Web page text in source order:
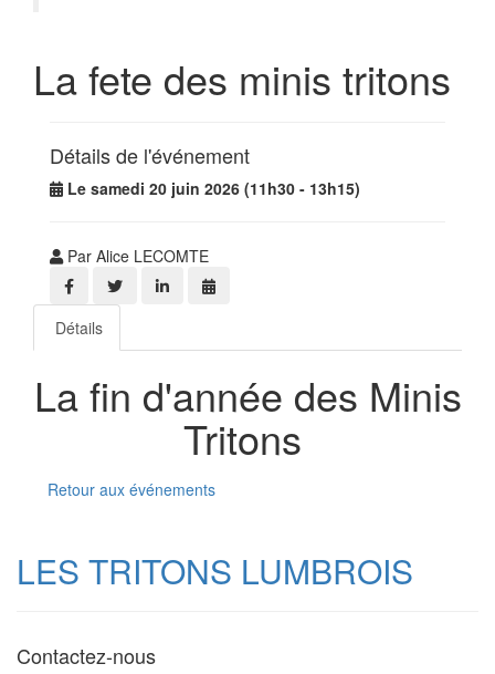
La fete des minis tritons
Détails de l'événement
Le samedi 20 juin 2026 (11h30 - 13h15)
Par Alice LECOMTE
Détails
La fin d'année des Minis
Tritons
Retour aux événements
LES TRITONS LUMBROIS
Contactez-nous